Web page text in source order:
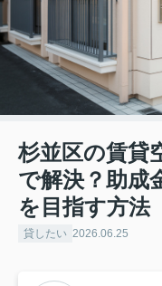
杉並区の賃貸
で解決？助成
を目指す方法
貸したい 2026.06.25